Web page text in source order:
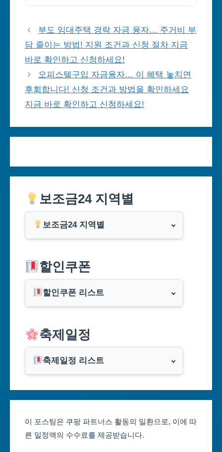
부도 임대주택 경락 자금 융자… 주거비 부
담 줄이는 방법! 지원 조건과 신청 절차 지금
바로 확인하고 신청하세요!
오피스텔구입 자금융자… 이 혜택 놓치면
후회합니다! 신청 조건과 방법을 확인하세요
지금 바로 확인하고 신청하세요!
보조금24 지역별
보조금24 지역별
부산광역시
대구광역시
인천광역시
광주광역시
대전광역시
할인쿠폰
할인쿠폰 리스트
쿠팡
클룩
축제일정
축제일정 리스트
대구축제 일정
이 포스팅은 쿠팡 파트너스 활동의 일환으로, 이에 따
른 일정액의 수수료를 제공받습니다.